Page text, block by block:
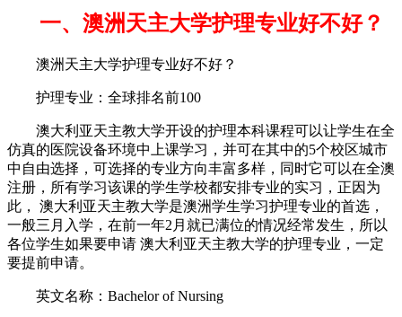
一、澳洲天主大学护理专业好不好？
澳洲天主大学护理专业好不好？
护理专业：全球排名前100
澳大利亚天主教大学开设的护理本科课程可以让学生在全
仿真的医院设备环境中上课学习，并可在其中的5个校区城市
中自由选择，可选择的专业方向丰富多样，同时它可以在全澳
注册，所有学习该课的学生学校都安排专业的实习，正因为
此， 澳大利亚天主教大学是澳洲学生学习护理专业的首选，
一般三月入学，在前一年2月就已满位的情况经常发生，所以
各位学生如果要申请 澳大利亚天主教大学的护理专业，一定
要提前申请。
英文名称：Bachelor of Nursing